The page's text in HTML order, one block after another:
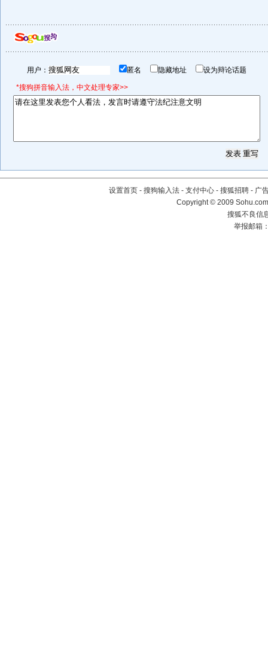
用户： 匿名 隐藏地址 设为辩论话题
*搜狗拼音输入法，中文处理专家>>
设置首页 - 搜狗输入法 - 支付中心 - 搜狐招聘 - 广
Copyright © 2009
搜狐不良信
举报邮箱